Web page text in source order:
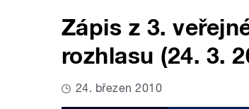
Zápis z 3.
rozhlasu (24. 3.
24. březen 2010